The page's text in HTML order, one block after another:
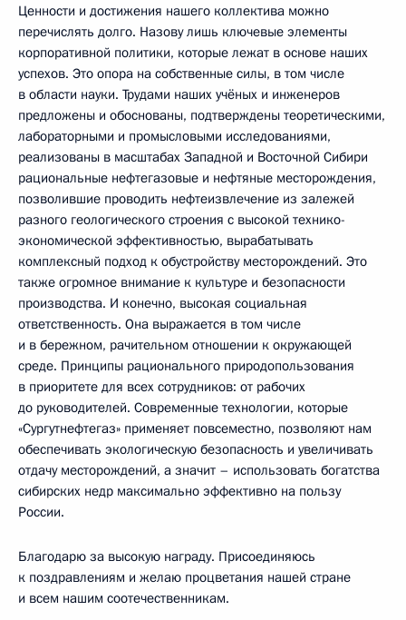
Ценности и достижения нашего коллектива можно
перечислять долго. Назову лишь ключевые элементы
корпоративной политики, которые лежат в основе наших
успехов. Это опора на собственные силы, в том числе
в области науки. Трудами наших учёных и инженеров
предложены и обоснованы, подтверждены теоретическими,
лабораторными и промысловыми исследованиями,
реализованы в масштабах Западной и Восточной Сибири
рациональные нефтегазовые и нефтяные месторождения,
позволившие проводить нефтеизвлечение из залежей
разного геологического строения с высокой технико-
экономической эффективностью, вырабатывать
комплексный подход к обустройству месторождений. Это
также огромное внимание к культуре и безопасности
производства. И конечно, высокая социальная
ответственность. Она выражается в том числе
и в бережном, рачительном отношении к окружающей
среде. Принципы рационального природопользования
в приоритете для всех сотрудников: от рабочих
до руководителей. Современные технологии, которые
«Сургутнефтегаз» применяет повсеместно, позволяют нам
обеспечивать экологическую безопасность и увеличивать
отдачу месторождений, а значит – использовать богатства
сибирских недр максимально эффективно на пользу
России.
Благодарю за высокую награду. Присоединяюсь
к поздравлениям и желаю процветания нашей стране
и всем нашим соотечественникам.